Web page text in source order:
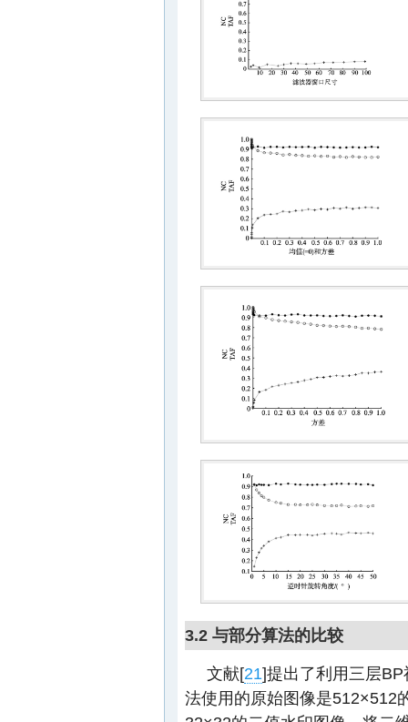
3.2 与部分算法的比较
文献[21]提出了利用三层
法使用的原始图像是512×512